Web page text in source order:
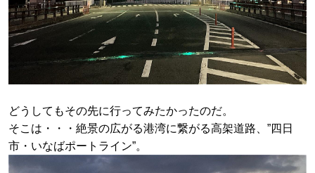
どうしてもその先に行ってみたかったのだ。
そこは・・・絶景の広がる港湾に繋がる高架道路、”四日
市・いなばポートライン”。